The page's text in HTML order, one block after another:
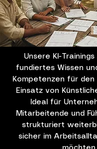
Unsere KI-
fundiertes Wissen
Kompetenzen für
Einsatz von
Ideal für
Mitarbeitende und
strukturiert
sicher im